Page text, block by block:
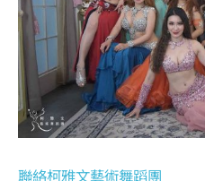
聯絡柯雅文藝術舞蹈團